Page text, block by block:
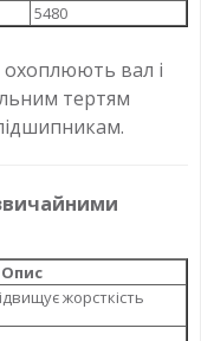
5480
вал і
тертям
звичайними
Опис
жорсткість